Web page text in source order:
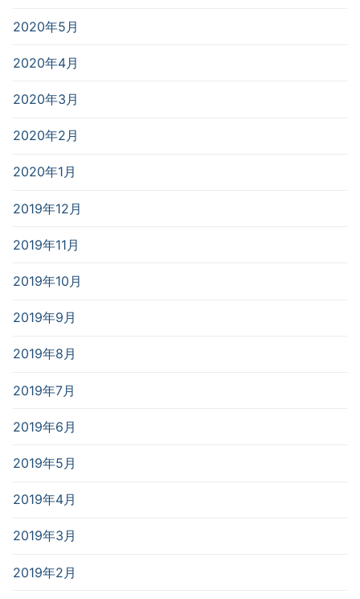
2020年5月
2020年4月
2020年3月
2020年2月
2020年1月
2019年12月
2019年11月
2019年10月
2019年9月
2019年8月
2019年7月
2019年6月
2019年5月
2019年4月
2019年3月
2019年2月